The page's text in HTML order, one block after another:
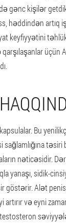
gənc kişilər
həddindən artıq
keyfiyyətini
üçün
Bu
sağlamlığına
nəticəsidir.
yanaşı, sidik-
göstərir. Alət
artırır və eyni